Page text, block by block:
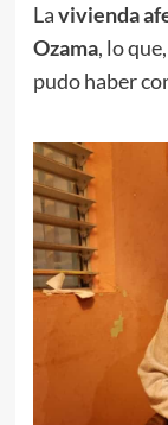
Lavivienda
Ozama, lo
pudo haber